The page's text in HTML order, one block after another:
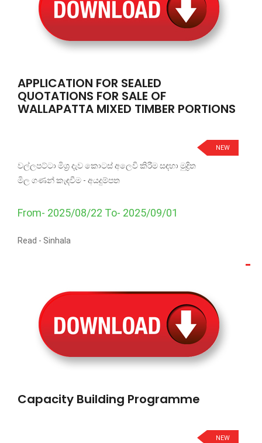
APPLICATION FOR SEALED
QUOTATIONS FOR SALE OF
WALLAPATTA MIXED TIMBER PORTIONS
NEW
වල්ලපට්ටා මිශ්‍ර දැව කොටස් අලෙවි කිරීම සඳහා මුද්‍රිත
මිල ගණන් කැඳවීම - අයදුම්පත
From- 2025/08/22 To- 2025/09/01
Read - Sinhala
Capacity Building Programme
NEW